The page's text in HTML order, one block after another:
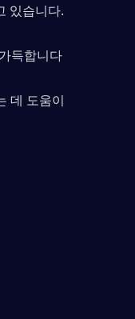
있습니다.
득합니다
데 도움이